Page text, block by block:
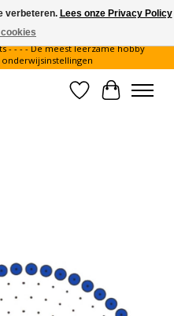
- Legvoorbeelden gratis te
- - - - De meest leerzame hobby
Verlanglijst
verbeteren. Lees onze Privacy Policy
cookies